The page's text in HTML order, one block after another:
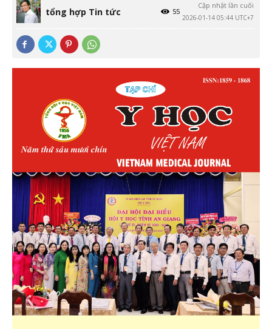
tổng hợp Tin tức
Cập nhật lần cuối
2026-01-14 05:44 UTC+7
55